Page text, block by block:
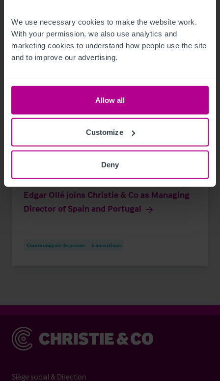
We use necessary cookies to make the website work.
With your permission, we also use analytics and
marketing cookies to understand how people use the site
and to improve our advertising.
Allow all
Customize
Deny
9/27/2021
Edgar Ollé joins Christie & Co as Managing
Director of Spain and Portugal
Communiqués de presse Transactions
Christie & Co
Siège social & Direction